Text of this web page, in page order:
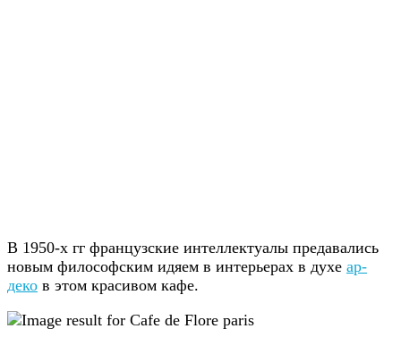
В 1950-х гг французские интеллектуалы предавались
новым философским идяем в интерьерах в духе ар-
деко в этом красивом кафе.